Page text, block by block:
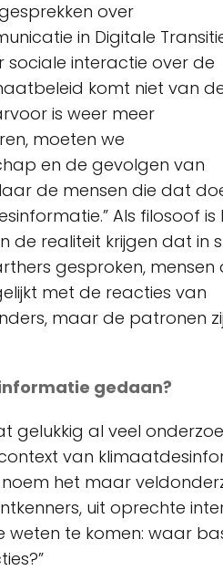
over
in Digitale
sociale interactie over de
komt niet van
is weer meer
moeten we
en de gevolgen van
de mensen die dat
Als filosoof is
de realiteit krijgen dat in
gesproken, mensen
met de reacties van
maar de patronen
gedaan?
gelukkig al veel
van
het maar
uit oprechte
weten te komen: waar